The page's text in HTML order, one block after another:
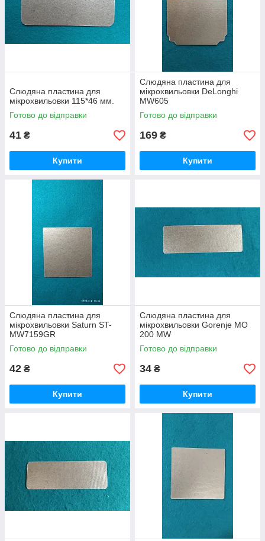
Слюдяна пластина для
мікрохвильовки 115*46 мм.
Готово до відправки
41 ₴
Купити
Слюдяна пластина для
мікрохвильовки DeLonghi
MW605
Готово до відправки
169 ₴
Купити
Слюдяна пластина для
мікрохвильовки Saturn ST-
MW7159GR
Готово до відправки
42 ₴
Купити
Слюдяна пластина для
мікрохвильовки Gorenje MO
200 MW
Готово до відправки
34 ₴
Купити